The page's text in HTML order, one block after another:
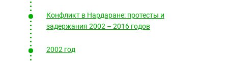
Конфликт в Нардаране: протесты и
задержания 2002 – 2016 годов
2002 год